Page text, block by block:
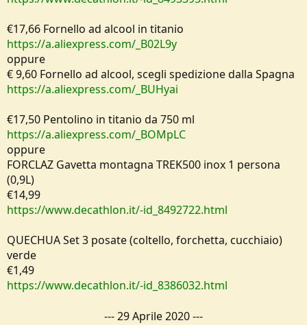
€17,66 Fornello ad alcool in titanio
https://a.aliexpress.com/_B02L9y
oppure
€ 9,60 Fornello ad alcool, scegli spedizione dalla Spagna
https://a.aliexpress.com/_BUHyai
€17,50 Pentolino in titanio da 750 ml
https://a.aliexpress.com/_BOMpLC
oppure
FORCLAZ Gavetta montagna TREK500 inox 1 persona
(0,9L)
€14,99
https://www.decathlon.it/-id_8492722.html
QUECHUA Set 3 posate (coltello, forchetta, cucchiaio)
verde
€1,49
https://www.decathlon.it/-id_8386032.html
---29 Aprile 2020---